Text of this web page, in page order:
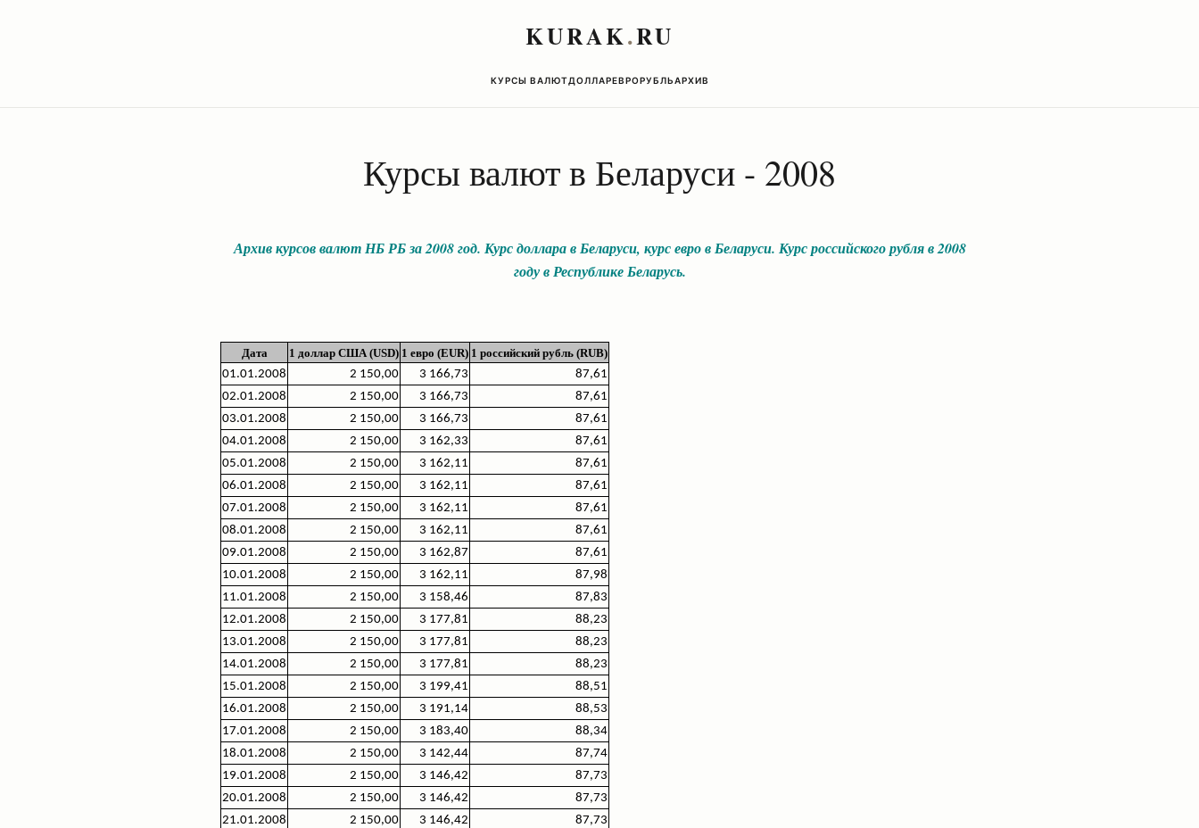
KURAK.RU
КУРСЫ ВАЛЮТДОЛЛАРЕВРОРУБЛЬАРХИВ
Курсы валют в Беларуси - 2008
Архив курсов валют НБ РБ за 2008 год. Курс доллара в Беларуси, курс евро в Беларуси. Курс российского рубля в 2008
году в Республике Беларусь.
Дата 1 доллар США (USD) 1 евро (EUR) 1 российский рубль (RUB)
01.01.2008
2 150,00 3 166,73
87,61
02.01.2008
2 150,00 3 166,73
87,61
03.01.2008
2 150,00 3 166,73
87,61
04.01.2008
2 150,00 3 162,33
87,61
05.01.2008
2 150,00 3 162,11
87,61
06.01.2008
2 150,00 3 162,11
87,61
07.01.2008
2 150,00 3 162,11
87,61
08.01.2008
2 150,00 3 162,11
87,61
09.01.2008
2 150,00 3 162,87
87,61
10.01.2008
2 150,00 3 162,11
87,98
11.01.2008
2 150,00 3 158,46
87,83
12.01.2008
2 150,00 3 177,81
88,23
13.01.2008
2 150,00 3 177,81
88,23
14.01.2008
2 150,00 3 177,81
88,23
15.01.2008
2 150,00 3 199,41
88,51
16.01.2008
2 150,00 3 191,14
88,53
17.01.2008
2 150,00 3 183,40
88,34
18.01.2008
2 150,00 3 142,44
87,74
19.01.2008
2 150,00 3 146,42
87,73
20.01.2008
2 150,00 3 146,42
87,73
21.01.2008
2 150,00 3 146,42
87,73